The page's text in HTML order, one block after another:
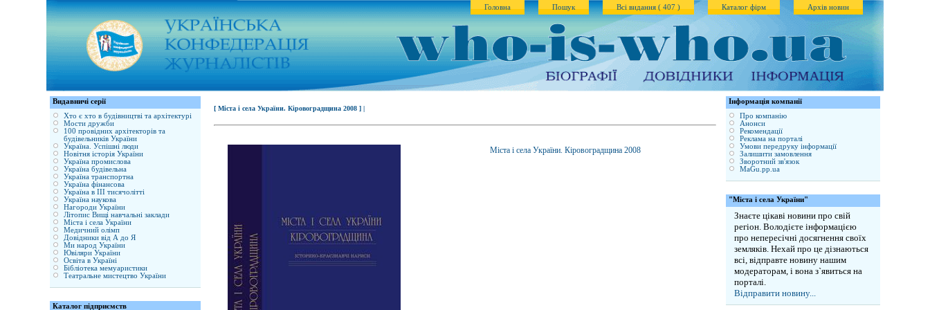
Архів новин
Каталог фірм
Всі видання ( 407 )
Пошук
Головна
[ Міста і села України. Кіровоградщина 2008 ] |
Міста і села України. Кіровоградщина 2008
Iнформація компанії
Про компанію
Анонси
Рекомендації
Реклама на порталі
Умови передруку інформації
Залишити замовлення
Зворотний зв'язок
MaGu.pp.ua
"Міста і села України"
Знаєте цікаві новини про свій
регіон. Володієте інформацією
про непересічні досягнення своїх
земляків. Нехай про це дізнаються
всі, відправте новину нашим
модераторам, і вона з`явиться на
порталі.
Відправити новину...
Видавничі серії
Хто є хто в будівництві та архітектурі
Мости дружби
100 провідних архітекторів та
будівельників України
Україна. Успішні люди
Новітня історія України
Україна промислова
Україна будівельна
Україна транспортна
Україна фінансова
Україна в ІІІ тисячолітті
Україна наукова
Нагороди України
Літопис Вищі навчальні заклади
Міста і села України
Медичний олімп
Довідники від А до Я
Ми народ України
Ювіляри України
Освіта в Україні
Бібліотека мемуаристики
Театральне мистецтво України
Каталог підприємств